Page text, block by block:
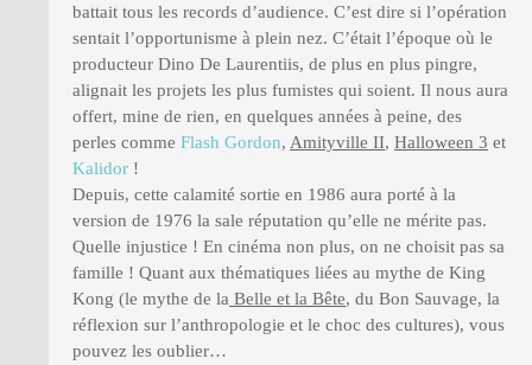
battait tous les records d’audience. C’est dire si l’opération
sentait l’opportunisme à plein nez. C’était l’époque où le
producteur Dino De Laurentiis, de plus en plus pingre,
alignait les projets les plus fumistes qui soient. Il nous aura
offert, mine de rien, en quelques années à peine, des
perles comme Flash Gordon, Amityville II, Halloween 3 et
Kalidor !
Depuis, cette calamité sortie en 1986 aura porté à la
version de 1976 la sale réputation qu’elle ne mérite pas.
Quelle injustice ! En cinéma non plus, on ne choisit pas sa
famille ! Quant aux thématiques liées au mythe de King
Kong (le mythe de la Belle et la Bête, du Bon Sauvage, la
réflexion sur l’anthropologie et le choc des cultures), vous
pouvez les oublier…